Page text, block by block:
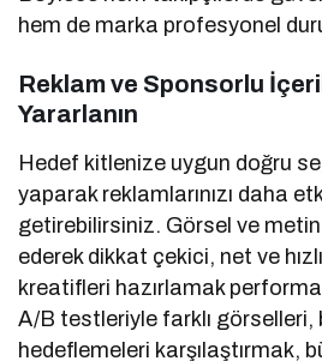
hem de marka profesyonel
Reklam ve Sponsorlu
Yararlanın
Hedef kitlenize uygun doğru
yaparak reklamlarınızı daha
getirebilirsiniz. Görsel ve
ederek dikkat çekici, net ve
kreatifleri hazırlamak
A/B testleriyle farklı görselleri,
hedeflemeleri karşılaştırmak,